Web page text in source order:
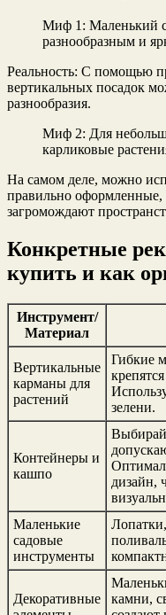
Миф 1: Маленький
разнообразным и
Реальность: С помощью
вертикальных посадок
разнообразия.
Миф 2: Для
карликовые
На самом деле, можно
правильно оформленные,
загромождают
Конкретные
купить и как
Инструмент/
Материал
Вертикальные
карманы для
растений
Гибкие
зелени.
Контейнеры и
кашпо
дизайн,
Маленькие
садовые
инструменты
Декоративные
камни,